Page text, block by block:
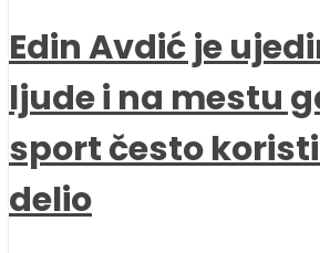
Edin Avdić je
ljude i na mestu
sport često
delio